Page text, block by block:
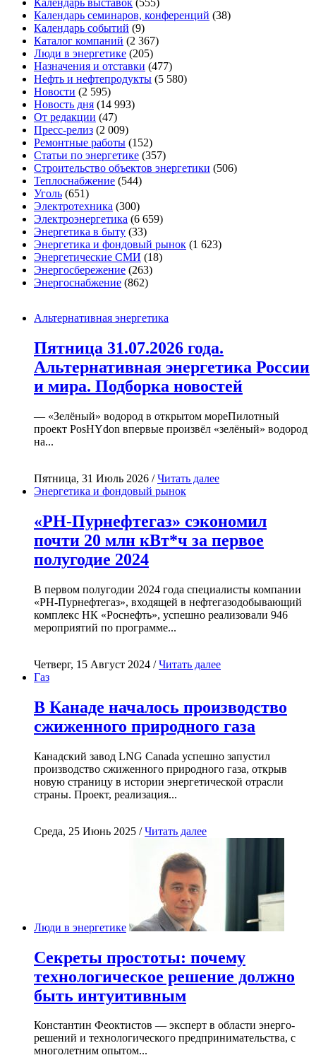
Календарь выставок (555)
Календарь семинаров, конференций (38)
Календарь событий (9)
Каталог компаний (2 367)
Люди в энергетике (205)
Назначения и отставки (477)
Нефть и нефтепродукты (5 580)
Новости (2 595)
Новость дня (14 993)
От редакции (47)
Пресс-релиз (2 009)
Ремонтные работы (152)
Статьи по энергетике (357)
Строительство объектов энергетики (506)
Теплоснабжение (544)
Уголь (651)
Электротехника (300)
Электроэнергетика (6 659)
Энергетика в быту (33)
Энергетика и фондовый рынок (1 623)
Энергетические СМИ (18)
Энергосбережение (263)
Энергоснабжение (862)
Альтернативная энергетика
Пятница 31.07.2026 года.
Альтернативная энергетика России
и мира. Подборка новостей
— «Зелёный» водород в открытом мореПилотный
проект PosHYdon впервые произвёл «зелёный» водород
на...
Пятница, 31 Июль 2026 /Читать далее
Энергетика и фондовый рынок
«РН-Пурнефтегаз» сэкономил
почти 20 млн кВт*ч за первое
полугодие 2024
В первом полугодии 2024 года специалисты компании
«РН-Пурнефтегаз», входящей в нефтегазодобывающий
комплекс НК «Роснефть», успешно реализовали 946
мероприятий по программе...
Четверг, 15 Август 2024 /Читать далее
Газ
В Канаде началось производство
сжиженного природного газа
Канадский завод LNG Canada успешно запустил
производство сжиженного природного газа, открыв
новую страницу в истории энергетической отрасли
страны. Проект, реализация...
Среда, 25 Июнь 2025 /Читать далее
Люди в энергетике
Секреты простоты: почему
технологическое решение должно
быть интуитивным
Константин Феоктистов — эксперт в области энерго-
решений и технологического предпринимательства, с
многолетним опытом...